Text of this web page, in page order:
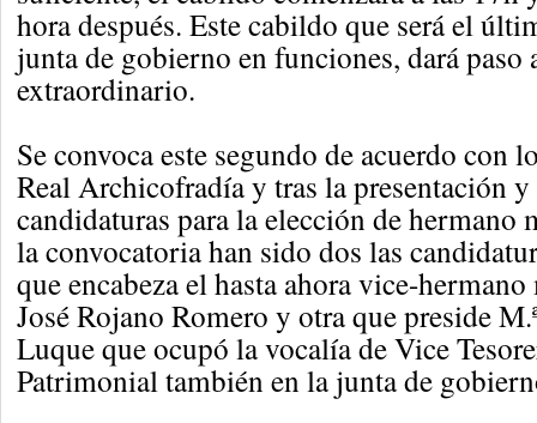
hora después. Este cabildo que será el
junta de gobierno en funciones, dará paso
extraordinario.
Se convoca este segundo de acuerdo con
Real Archicofradía y tras la presentación
candidaturas para la elección de hermano
la convocatoria han sido dos las
que encabeza el hasta ahora vice-
José Rojano Romero y otra que preside
Luque que ocupó la vocalía de Vice
Patrimonial también en la junta de